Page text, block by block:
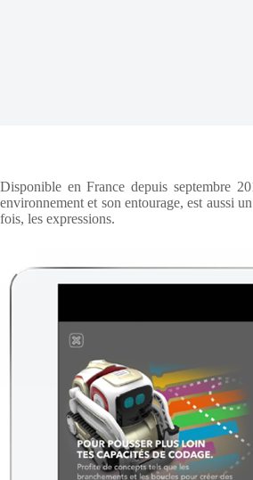
Disponible en France depuis septembre
environnement et son entourage, est aussi
fois, les expressions.